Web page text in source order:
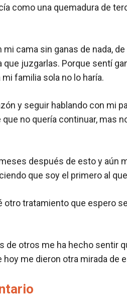
como una quemadura de
mi cama sin ganas de nada,
que juzgarlas. Porque sentí
familia sola no lo haría.
y seguir hablando con mi
no quería continuar, mas
después de esto y aún
que soy el primero al
otro tratamiento que espero
de otros me ha hecho sentir
hoy me dieron otra mirada de